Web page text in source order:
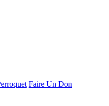
Faire Un Don